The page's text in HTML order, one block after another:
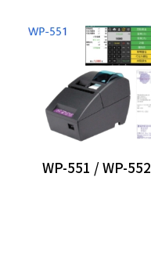
WP-551 / WP-552